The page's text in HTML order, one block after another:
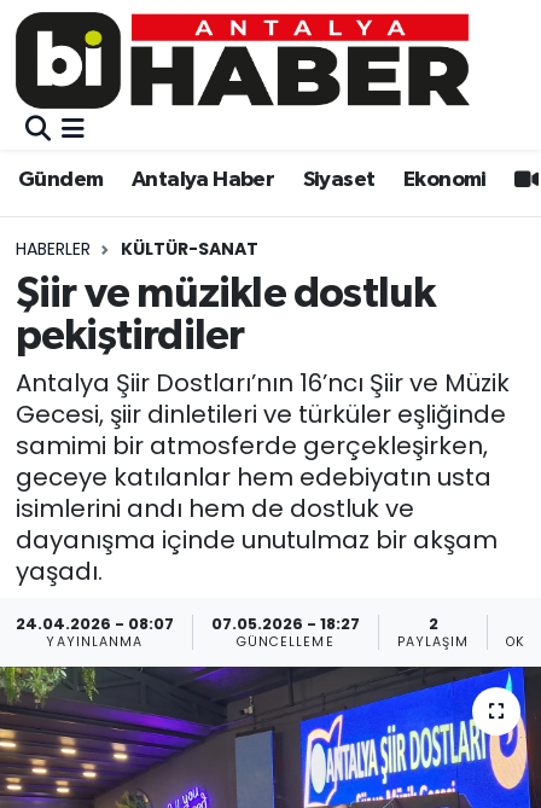
Gündem Antalya Haber Siyaset Ekonomi
HABERLER KÜLTÜR-SANAT
Şiir ve müzikle dostluk
pekiştirdiler
Antalya Şiir Dostları’nın 16’ncı Şiir ve Müzik
Gecesi, şiir dinletileri ve türküler eşliğinde
samimi bir atmosferde gerçekleşirken,
geceye katılanlar hem edebiyatın usta
isimlerini andı hem de dostluk ve
dayanışma içinde unutulmaz bir akşam
yaşadı.
24.04.2026 - 08:07
YAYINLANMA
07.05.2026 - 18:27
GÜNCELLEME
2
PAYLAŞIM
Gündem
Siyaset
Video
Eğitim
Kültür-sanat
Sağlık
Spor
Teknoloji
Resmi İlanlar
Gündem
Siyaset
Ekonomi
Kültür-sanat
Sağlık
Spor
Teknoloji
Yaşam
Künye
Gizlilik Sözleşmesi
Muratpaşa Nöbetçi Eczaneler
Muratpaşa Trafik Yoğunluk Haritası
Süper Lig Puan Durumu ve Fikstür
Tüm Manşetler
Son Dakika Haberleri
Haber Arşivi